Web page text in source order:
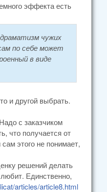
эффекта есть
чужих
по себе может
в виде
и другой выбрать.
с заказчиком
что получается от
этого не понимает,
решений делать
Единственно,
articles/article8.html